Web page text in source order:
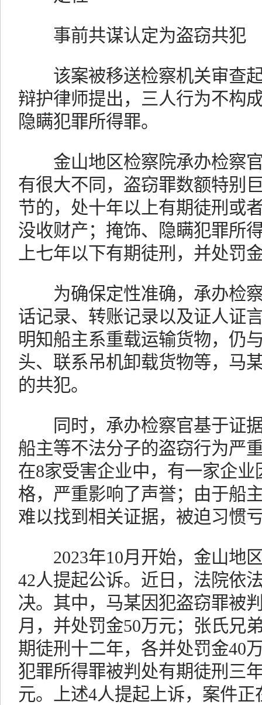
事前共谋认定为盗窃共犯
该案被移送检察机关审查起
辩护律师提出，三人行为不构
隐瞒犯罪所得罪。
金山地区检察院承办检察官
有很大不同，盗窃罪数额特别
节的，处十年以上有期徒刑或
没收财产；掩饰、隐瞒犯罪所
上七年以下有期徒刑，并处罚
为确保定性准确，承办检察
话记录、转账记录以及证人证
明知船主系重载运输货物，仍
头、联系吊机卸载货物等，马
的共犯。
同时，承办检察官基于证据
船主等不法分子的盗窃行为严
在8家受害企业中，有一家企
格，严重影响了声誉；由于船
难以找到相关证据，被迫习惯
2023年10月开始，金山地
42人提起公诉。近日，法院依
决。其中，马某因犯盗窃罪被
月，并处罚金50万元；张氏兄
期徒刑十二年，各并处罚金40
犯罪所得罪被判处有期徒刑三
元。上述4人提起上诉，案件